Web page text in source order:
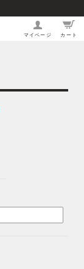
マイページ カート